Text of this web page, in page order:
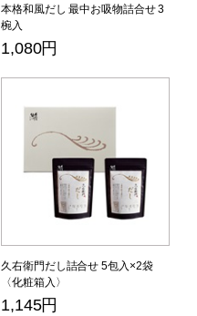
本格和風だし 最中お吸物詰合せ 3
椀入
1,080円
久右衛門だし詰合せ 5包入×2袋
〈化粧箱入〉
1,145円